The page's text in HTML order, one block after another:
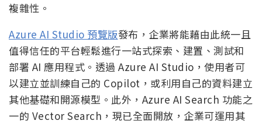
複雜性。
Azure AI Studio 預覽版發布，企業將能藉由此統一且
值得信任的平台輕鬆進行一站式探索、建置、測試和
部署 AI 應用程式。透過 Azure AI Studio，使用者可
以建立並訓練自己的 Copilot，或利用自己的資料建立
其他基礎和開源模型。此外，Azure AI Search 功能之
一的 Vector Search，現已全面開放，企業可運用其